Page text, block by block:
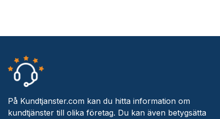
På Kundtjanster.com kan du hitta information om
kundtjänster till olika företag. Du kan även betygsätta